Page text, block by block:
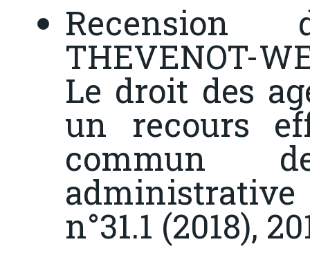
Recension
THEVENOT-
Le droit des
un recours
commun
n°31.1 (2018),